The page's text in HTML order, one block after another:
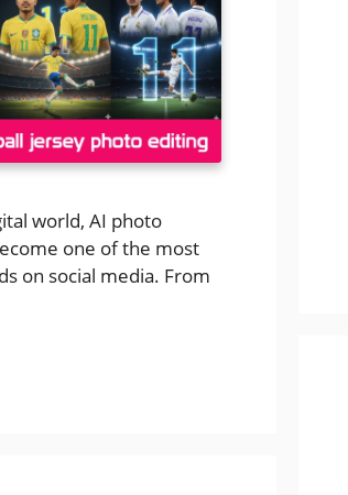
world, AI photo
one of the most
on social media. From